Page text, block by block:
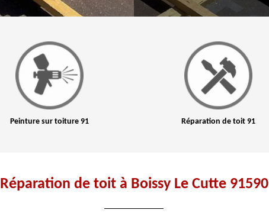
Peinture sur toiture 91 Réparation de toit 91
Réparation de toit à Boissy Le Cutte 91590